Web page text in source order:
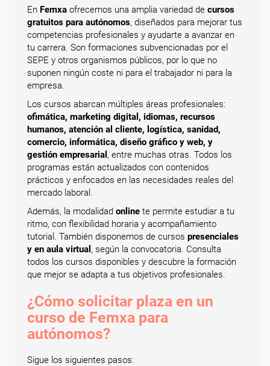
En Femxa ofrecemos una amplia variedad de cursos
gratuitos para autónomos, diseñados para mejorar tus
competencias profesionales y ayudarte a avanzar en
tu carrera. Son formaciones subvencionadas por el
SEPE y otros organismos públicos, por lo que no
suponen ningún coste ni para el trabajador ni para la
empresa.
Los cursos abarcan múltiples áreas profesionales:
ofimática, marketing digital, idiomas, recursos
humanos, atención al cliente, logística, sanidad,
comercio, informática, diseño gráfico y web, y
gestión empresarial , entre muchas otras. Todos los
programas están actualizados con contenidos
prácticos y enfocados en las necesidades reales del
mercado laboral.
Además, la modalidad online te permite estudiar a tu
ritmo, con flexibilidad horaria y acompañamiento
tutorial. También disponemos de cursos presenciales
y en aula virtual , según la convocatoria. Consulta
todos los cursos disponibles y descubre la formación
que mejor se adapta a tus objetivos profesionales.
¿Cómo solicitar plaza en un
curso de Femxa para
autónomos?
Sigue los siguientes pasos: